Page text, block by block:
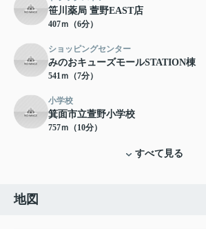
笹川薬局 萱野EAST店
407ｍ（6分）
ショッピングセンター
みのおキューズモールSTATION棟
541ｍ（7分）
小学校
箕面市立萱野小学校
757ｍ（10分）
すべて見る
地図